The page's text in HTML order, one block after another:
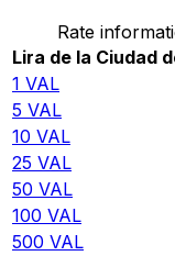
Rate
Lira de la Ciudad
1 VAL
5 VAL
10 VAL
25 VAL
50 VAL
100 VAL
500 VAL